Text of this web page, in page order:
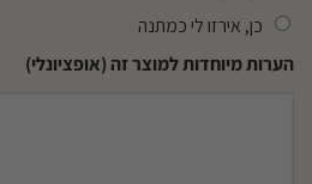
כן, אירזו לי כמתנה
הערות מיוחדות למוצר זה (אופציונלי)